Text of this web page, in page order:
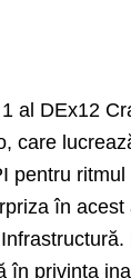
al DEx12
care
pentru
în
în privința